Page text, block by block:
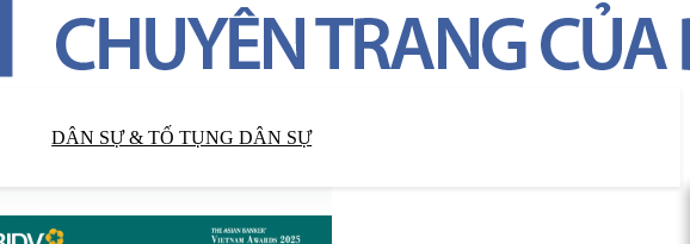
DÂN SỰ & TỐ TỤNG DÂN SỰ